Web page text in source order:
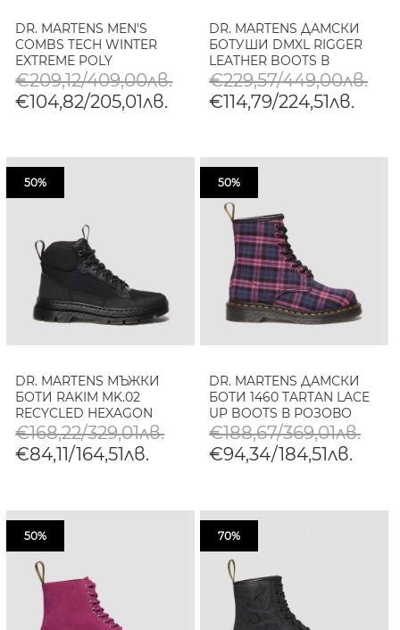
DR. MARTENS MEN'S
COMBS TECH WINTER
EXTREME POLY
MATERIALS BOOTS
€209,12/409,00лв.
€104,82/205,01лв.
DR. MARTENS ДАМСКИ
БОТУШИ DMXL RIGGER
LEATHER BOOTS В
ЧЕРНО
€229,57/449,00лв.
€114,79/224,51лв.
50%
DR. MARTENS МЪЖКИ
БОТИ RAKIM MK.02
RECYCLED HEXAGON
CANVAS&AJAX BOOTS В
ЧЕРНО
€168,22/329,01лв.
€84,11/164,51лв.
50%
DR. MARTENS ДАМСКИ
БОТИ 1460 TARTAN LACE
UP BOOTS В РОЗОВО
КОМБИНАЦИЯ
€188,67/369,01лв.
€94,34/184,51лв.
50% 70%